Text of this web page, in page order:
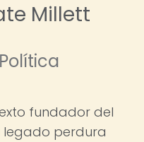
Millett
fundador del
legado perdura